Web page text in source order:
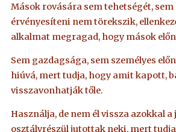
Mások rovására sem tehetségét, sem
érvényesíteni nem törekszik,
alkalmat megragad, hogy mások
Sem gazdagsága, sem személyes
hiúvá, mert tudja, hogy amit kapott,
visszavonhatják tőle.
Használja, de nem él vissza azokkal
osztályrészül jutottak neki, mert